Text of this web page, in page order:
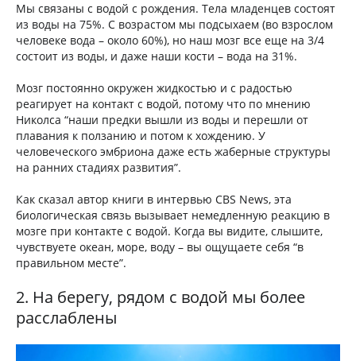
Мы связаны с водой с рождения. Тела младенцев состоят
из воды на 75%. С возрастом мы подсыхаем (во взрослом
человеке вода – около 60%), но наш мозг все еще на 3/4
состоит из воды, и даже наши кости – вода на 31%.
Мозг постоянно окружен жидкостью и с радостью
реагирует на контакт с водой, потому что по мнению
Николса “наши предки вышли из воды и перешли от
плавания к ползанию и потом к хождению. У
человеческого эмбриона даже есть жаберные структуры
на ранних стадиях развития”.
Как сказал автор книги в интервью CBS News, эта
биологическая связь вызывает немедленную реакцию в
мозге при контакте с водой. Когда вы видите, слышите,
чувствуете океан, море, воду – вы ощущаете себя “в
правильном месте”.
2. На берегу, рядом с водой мы более
расслаблены